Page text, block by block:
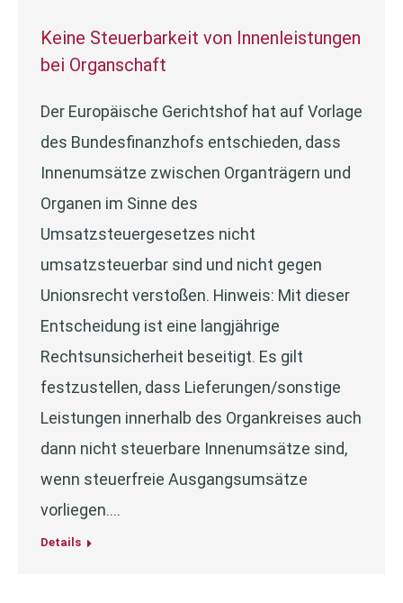
Keine Steuerbarkeit von Innenleistungen
bei Organschaft
Der Europäische Gerichtshof hat auf Vorlage
des Bundesfinanzhofs entschieden, dass
Innenumsätze zwischen Organträgern und
Organen im Sinne des
Umsatzsteuergesetzes nicht
umsatzsteuerbar sind und nicht gegen
Unionsrecht verstoßen. Hinweis: Mit dieser
Entscheidung ist eine langjährige
Rechtsunsicherheit beseitigt. Es gilt
festzustellen, dass Lieferungen/sonstige
Leistungen innerhalb des Organkreises auch
dann nicht steuerbare Innenumsätze sind,
wenn steuerfreie Ausgangsumsätze
vorliegen.…
Details